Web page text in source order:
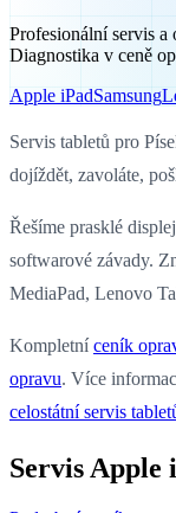
Profesionální servis a
Diagnostika v ceně
Apple iPadSamsung
Servis tabletů pro
dojíždět, zavoláte,
Řešíme prasklé
softwarové závady.
MediaPad, Lenovo
Kompletníceník
opravu. Více
celostátní servis
Servis Apple